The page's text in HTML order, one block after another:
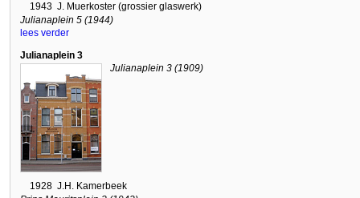
1943 J. Muerkoster (grossier glaswerk)
Julianaplein 5 (1944)
lees verder
Julianaplein 3
Julianaplein 3 (1909)
1928 J.H. Kamerbeek